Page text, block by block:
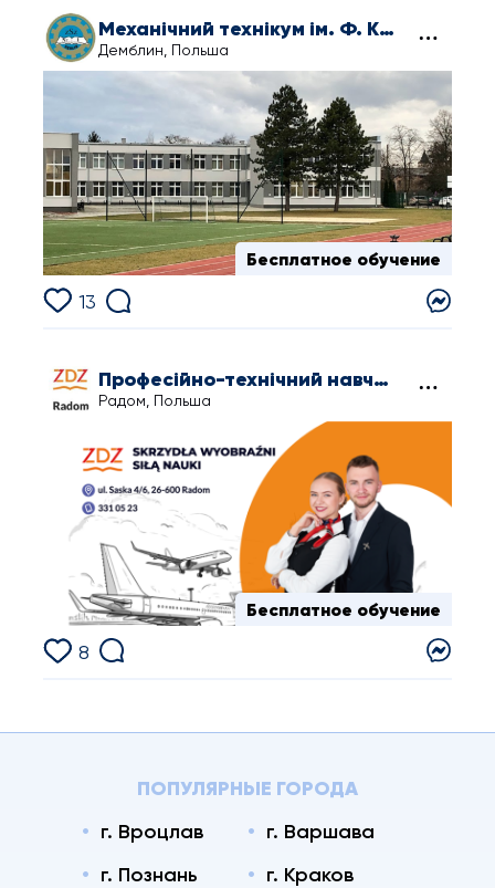
Механічний технікум ім. Ф. Кліберга у Дембліні
Демблин, Польша
Бесплатное обучение
13
Професійно-технічний навчальний заклад імені миротворчих сил ООН в Радомі
Радом, Польша
Бесплатное обучение
8
ПОПУЛЯРНЫЕ ГОРОДА
г. Вроцлав
г. Варшава
г. Познань
г. Краков